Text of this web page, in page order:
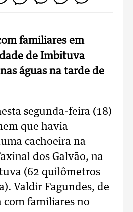
familiares em
de Imbituva
águas na tarde de
segunda-feira (18)
que havia
cachoeira na
dos Galvão, na
(62 quilômetros
Valdir Fagundes, de
com familiares no